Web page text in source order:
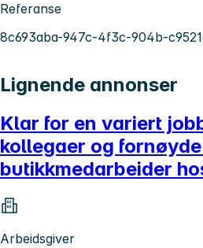
Referanse
8c693aba-947c-4f3c-904b-
Lignende annonser
Klar for en variert
kollegaer og
butikkmedarbeider
Arbeidsgiver